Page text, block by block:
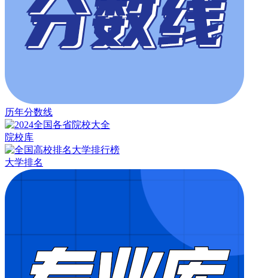
历年分数线
院校库
大学排名